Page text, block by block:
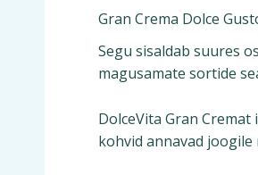
Gran Crema Dolce
Segu sisaldab suures
magusamate sortide
DolceVita Gran
kohvid annavad